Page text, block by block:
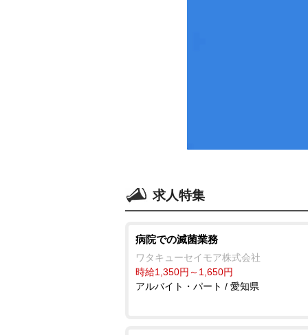
求人特集
病院での滅菌業務
ワタキューセイモア株式会社
時給1,350円～1,650円
アルバイト・パート / 愛知県